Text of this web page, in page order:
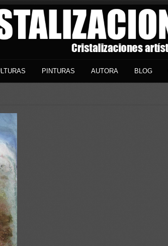
PINTURAS AUTORA BLOG